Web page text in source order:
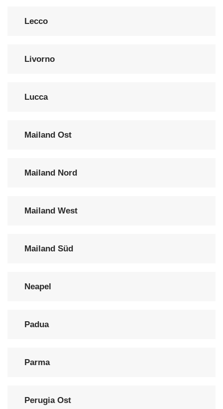
Lecco
Livorno
Lucca
Mailand Ost
Mailand Nord
Mailand West
Mailand Süd
Neapel
Padua
Parma
Perugia Ost